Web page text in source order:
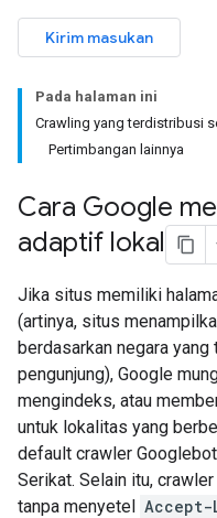
Kirim masukan
Pada halaman ini
Crawling yang terdistribusi
Pertimbangan lainnya
Cara Google
adaptif lokal
Jika situs memiliki
(artinya, situs
berdasarkan negara
pengunjung), Google
mengindeks, atau
untuk lokalitas yang
default crawler
Serikat. Selain itu,
tanpa menyetel Accept-